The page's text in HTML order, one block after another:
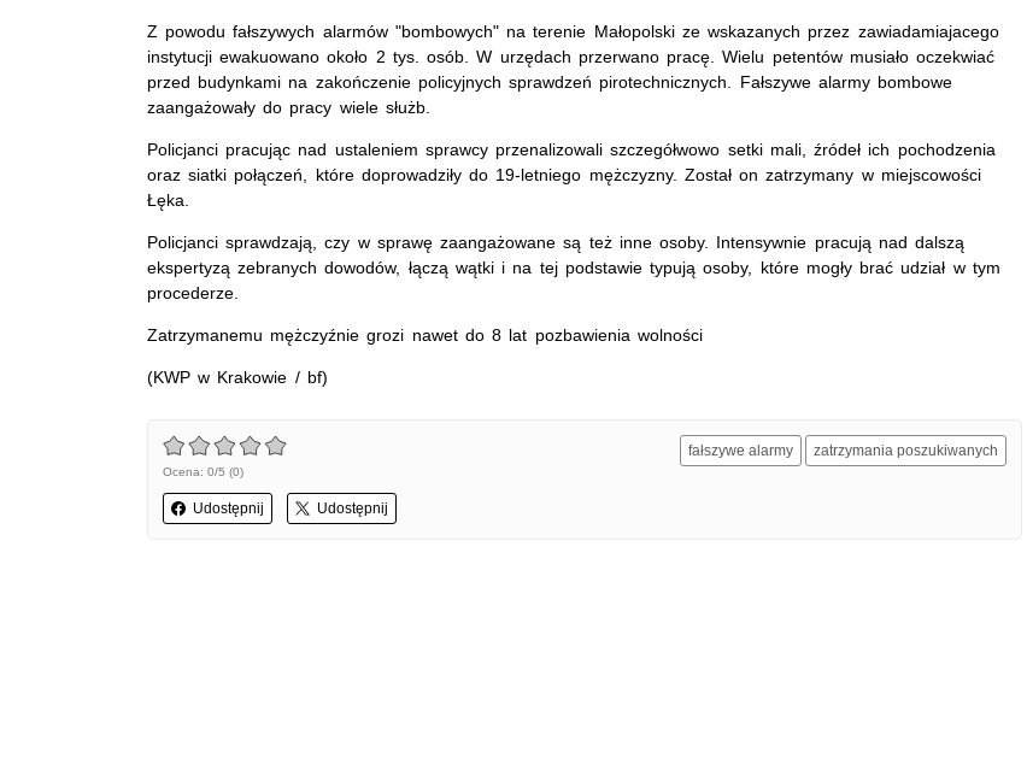
Z powodu fałszywych alarmów "bombowych" na terenie Małopolski ze wskazanych przez zawiadamiajacego
instytucji ewakuowano około 2 tys. osób. W urzędach przerwano pracę. Wielu petentów musiało oczekwiać
przed budynkami na zakończenie policyjnych sprawdzeń pirotechnicznych. Fałszywe alarmy bombowe
zaangażowały do pracy wiele służb.
Policjanci pracując nad ustaleniem sprawcy przenalizowali szczegółwowo setki mali, źródeł ich pochodzenia
oraz siatki połączeń, które doprowadziły do 19-letniego mężczyzny. Został on zatrzymany w miejscowości
Łęka.
Policjanci sprawdzają, czy w sprawę zaangażowane są też inne osoby. Intensywnie pracują nad dalszą
ekspertyzą zebranych dowodów, łączą wątki i na tej podstawie typują osoby, które mogły brać udział w tym
procederze.
Zatrzymanemu mężczyźnie grozi nawet do 8 lat pozbawienia wolności
(KWP w Krakowie / bf)
Ocena: 0/5 (0)
Udostępnij Udostępnij
fałszywe alarmy zatrzymania poszukiwanych